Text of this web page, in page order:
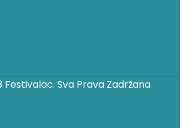
Sva Prava Zadržana